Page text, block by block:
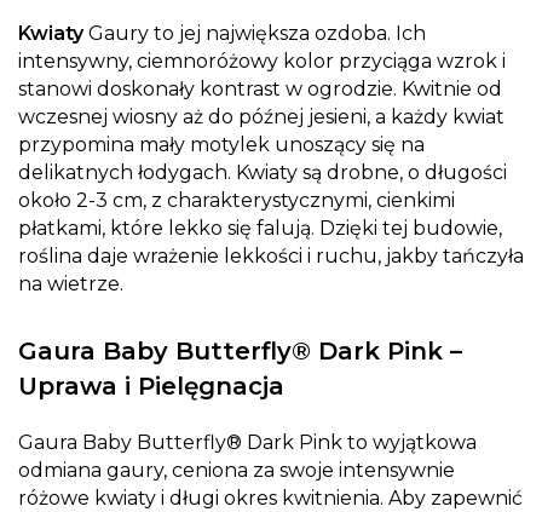
KwiatyGaury to jej największa ozdoba. Ich
intensywny, ciemnoróżowy kolor przyciąga wzrok i
stanowi doskonały kontrast w ogrodzie. Kwitnie od
wczesnej wiosny aż do późnej jesieni, a każdy kwiat
przypomina mały motylek unoszący się na
delikatnych łodygach. Kwiaty są drobne, o długości
około 2-3 cm, z charakterystycznymi, cienkimi
płatkami, które lekko się falują. Dzięki tej budowie,
roślina daje wrażenie lekkości i ruchu, jakby tańczyła
na wietrze.
Gaura Baby Butterfly® Dark Pink –
Uprawa i Pielęgnacja
Gaura Baby Butterfly® Dark Pink to wyjątkowa
odmiana gaury, ceniona za swoje intensywnie
różowe kwiaty i długi okres kwitnienia. Aby zapewnić